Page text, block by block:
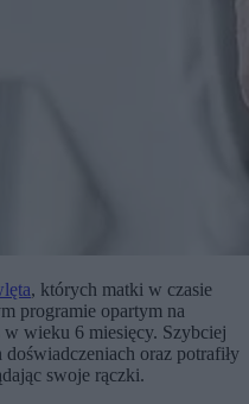
, których matki w czasie
programie opartym na
w wieku 6 miesięcy. Szybciej
oraz potrafiły
swoje rączki.